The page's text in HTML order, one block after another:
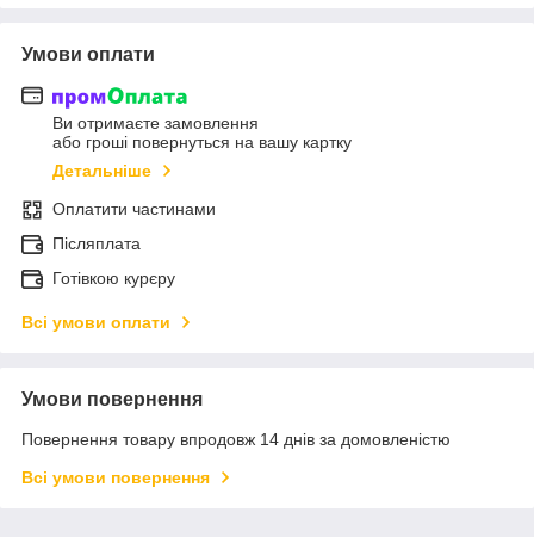
Умови оплати
Ви отримаєте замовлення
або гроші повернуться на вашу картку
Детальніше
Оплатити частинами
Післяплата
Готівкою курєру
Всі умови оплати
Умови повернення
Повернення товару впродовж 14 днів за домовленістю
Всі умови повернення